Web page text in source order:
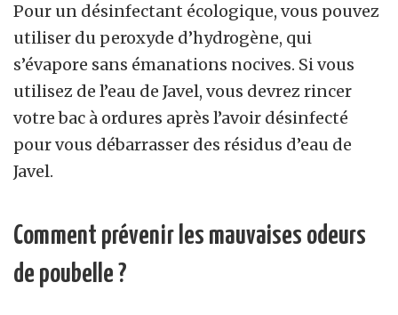
Pour un désinfectant écologique, vous pouvez
utiliser du peroxyde d’hydrogène, qui
s’évapore sans émanations nocives. Si vous
utilisez de l’eau de Javel, vous devrez rincer
votre bac à ordures après l’avoir désinfecté
pour vous débarrasser des résidus d’eau de
Javel.
Comment prévenir les mauvaises odeurs
de poubelle ?